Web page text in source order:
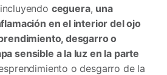
ceguera, una
en el interior del ojo
desgarro o
sensible a la luz en la parte
o desgarro de la